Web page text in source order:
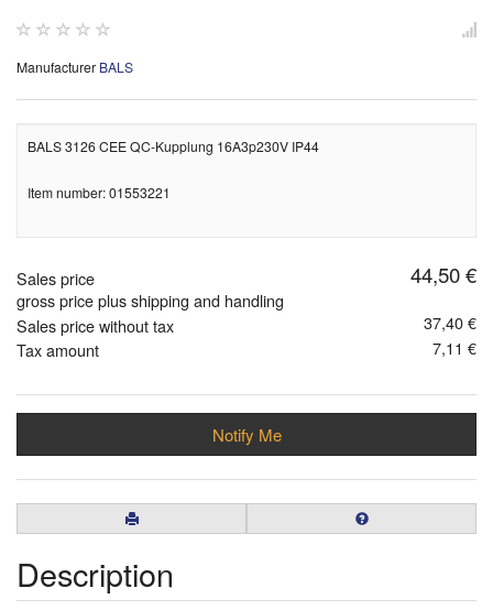
Manufacturer BALS
BALS 3126 CEE QC-Kupplung 16A3p230V IP44
Item number: 01553221
Sales price 44,50 €
gross price plus shipping and handling
Sales price without tax
37,40 €
Tax amount
7,11 €
Notify Me
Description